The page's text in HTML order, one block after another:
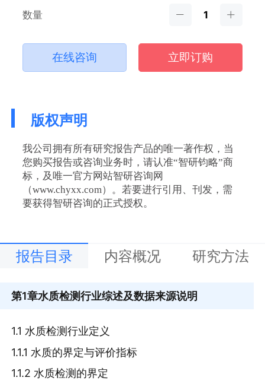
数量
在线咨询 立即订购
版权声明
我公司拥有所有研究报告产品的唯一著作权，当
您购买报告或咨询业务时，请认准“智研钧略”商
标，及唯一官方网站智研咨询网
（www.chyxx.com）。若要进行引用、刊发，需
要获得智研咨询的正式授权。
报告目录 内容概况 研究方法
第1章水质检测行业综述及数据来源说明
1.1 水质检测行业定义
1.1.1 水质的界定与评价指标
1.1.2 水质检测的界定